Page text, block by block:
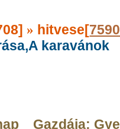
» hitvese[
karavánok
Gazdája: